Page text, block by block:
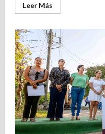
Leer Más
más
CRIT
Minatitlán
será
una
realidad,
afirma
presidenta
del
Congreso
de
Veracruz